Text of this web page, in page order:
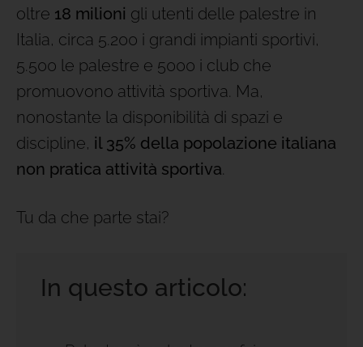
oltre 18 milioni gli utenti delle palestre in
Italia, circa 5.200 i grandi impianti sportivi,
5.500 le palestre e 5000 i club che
promuovono attività sportiva. Ma,
nonostante la disponibilità di spazi e
discipline, il 35% della popolazione italiana
non pratica attività sportiva.
Tu da che parte stai?
In questo articolo: